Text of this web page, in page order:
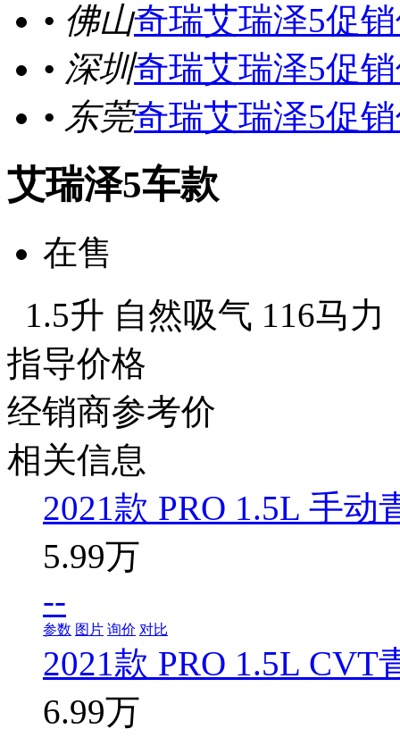
• 佛山奇瑞艾瑞泽5促
• 深圳奇瑞艾瑞泽5促
• 东莞奇瑞艾瑞泽5促
艾瑞泽5车款
在售
1.5升 自然吸气 116马力
指导价格
经销商参考价
相关信息
2021款 PRO 1.5L 手动
5.99万
--
参数 图片 询价 对比
2021款 PRO 1.5L CVT
6.99万